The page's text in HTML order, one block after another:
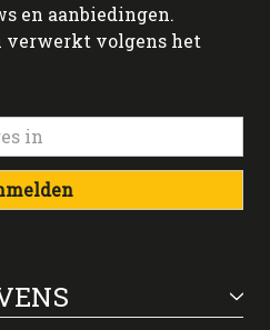
en aanbiedingen.
verwerkt volgens het